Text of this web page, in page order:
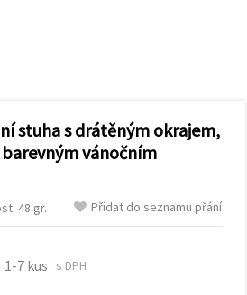
stuha s drátěným okrajem,
vánočním
48 gr. Přidat do seznamu přání
1-7 kus s DPH